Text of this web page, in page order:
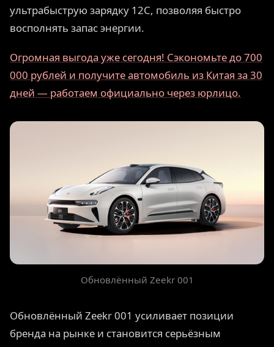
ультрабыструю зарядку 12C, позволяя быстро
восполнять запас энергии.
Огромная выгода уже сегодня! Сэкономьте до 700
000 рублей и получите автомобиль из Китая за 30
дней — работаем официально через юрлицо.
Обновлённый Zeekr 001
Обновлённый Zeekr 001 усиливает позиции
бренда на рынке и становится серьёзным